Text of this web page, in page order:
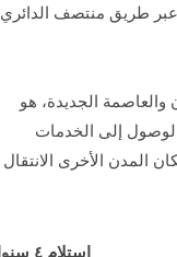
عبر طريق منتصف الدائري
والعاصمة الجديدة، هو
إلى الخدمات
الأخرى الانتقال
استلام ٤ سنوات